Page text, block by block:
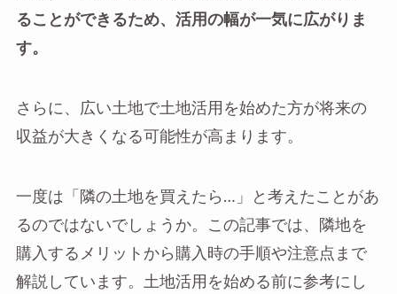
ることができるため、活用の幅が一気に広がりま
す。
さらに、広い土地で土地活用を始めた方が将来の
収益が大きくなる可能性が高まります。
一度は「隣の土地を買えたら…」と考えたことがあ
るのではないでしょうか。この記事では、隣地を
購入するメリットから購入時の手順や注意点まで
解説しています。土地活用を始める前に参考にし